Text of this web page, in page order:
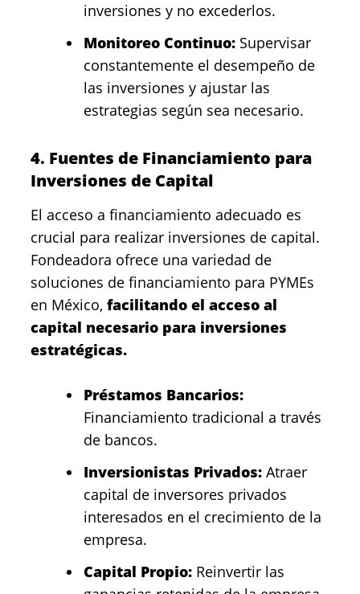
inversiones y no excederlos.
Monitoreo Continuo: Supervisar
constantemente el desempeño de
las inversiones y ajustar las
estrategias según sea necesario.
4. Fuentes de Financiamiento para
Inversiones de Capital
El acceso a financiamiento adecuado es
crucial para realizar inversiones de capital.
Fondeadora ofrece una variedad de
soluciones de financiamiento para PYMEs
en México, facilitando el acceso al
capital necesario para inversiones
estratégicas.
Préstamos Bancarios:
Financiamiento tradicional a través
de bancos.
Inversionistas Privados: Atraer
capital de inversores privados
interesados en el crecimiento de la
empresa.
Capital Propio: Reinvertir las